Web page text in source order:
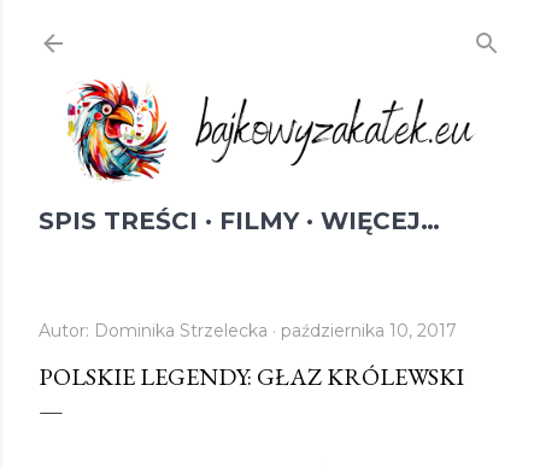
SPIS TREŚCI FILMY WIĘCEJ…
Autor: Dominika Strzelecka października 10, 2017
POLSKIE LEGENDY: GŁAZ KRÓLEWSKI